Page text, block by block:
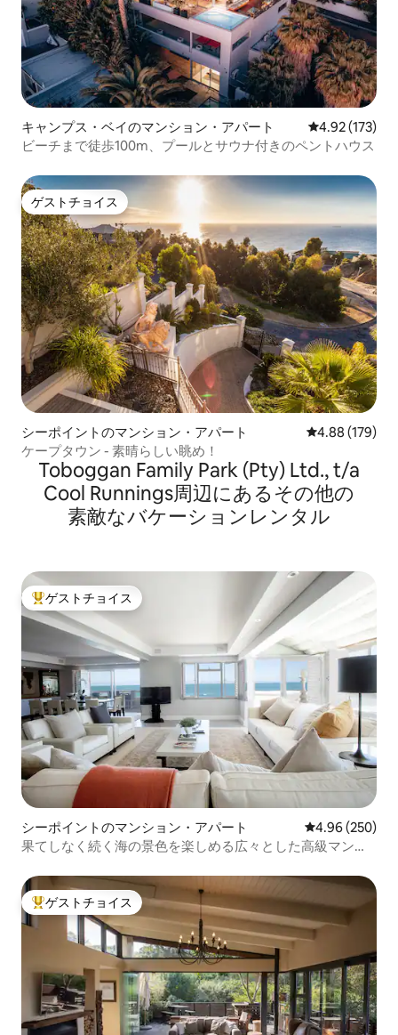
キャンプス・ベイのマンション・アパート レビュー173
4.92 (173)
ビーチまで徒歩100m、プールとサウナ付きのペントハウス
ゲストチョイス
ゲストチョイス
シーポイントのマンション・アパート レビュー179
4.88 (179)
ケープタウン - 素晴らしい眺め！
Toboggan Family Park (Pty) Ltd., t/a
Cool Runnings⁠周⁠辺⁠に⁠あ⁠るそ⁠の⁠他⁠の
素⁠敵⁠なバ⁠ケ⁠ー⁠シ⁠ョ⁠ン⁠レ⁠ン⁠タ⁠ル
大好評のゲストチョイスです。
ゲストチョイス
シーポイントのマンション・アパート レビュー250
4.96 (250)
果てしなく続く海の景色を楽しめる広々とした高級マンシ
大好評のゲストチョイスです。
ゲストチョイス